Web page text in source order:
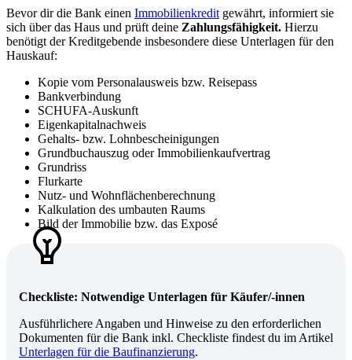
Bevor dir die Bank einen Immobilienkredit gewährt, informiert sie
sich über das Haus und prüft deine Zahlungsfähigkeit. Hierzu
benötigt der Kreditgebende insbesondere diese Unterlagen für den
Hauskauf:
Kopie vom Personalausweis bzw. Reisepass
Bankverbindung
SCHUFA-Auskunft
Eigenkapitalnachweis
Gehalts- bzw. Lohnbescheinigungen
Grundbuchauszug oder Immobilienkaufvertrag
Grundriss
Flurkarte
Nutz- und Wohnflächenberechnung
Kalkulation des umbauten Raums
Bild der Immobilie bzw. das Exposé
Checkliste: Notwendige Unterlagen für Käufer/-innen
Ausführlichere Angaben und Hinweise zu den erforderlichen
Dokumenten für die Bank inkl. Checkliste findest du im Artikel
Unterlagen für die Baufinanzierung.